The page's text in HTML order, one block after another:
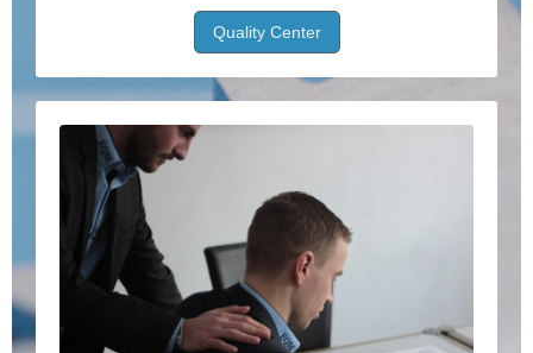
Quality Center